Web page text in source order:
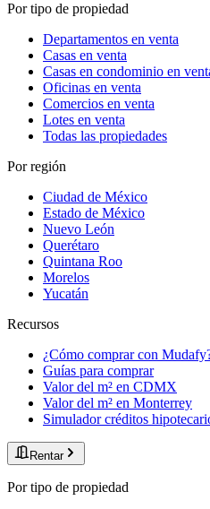
Por tipo de propiedad
Departamentos en venta
Casas en venta
Casas en condominio en
Oficinas en venta
Comercios en venta
Lotes en venta
Todas las propiedades
Por región
Ciudad de México
Estado de México
Nuevo León
Querétaro
Quintana Roo
Morelos
Yucatán
Recursos
¿Cómo comprar con
Guías para comprar
Valor del m² en CDMX
Valor del m² en Monterrey
Simulador créditos
Rentar
Por tipo de propiedad